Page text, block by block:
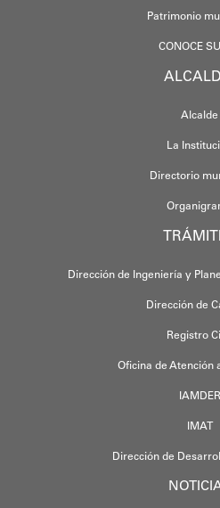
Patrimonio
CONOCE
Alcalde
La
Directorio
Dirección de Ingeniería y
Dirección de
Registro
Oficina de Atención
IAMDER
IMAT
Dirección de